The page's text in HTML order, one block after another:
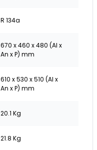
R 134a
670 x 460 x 480 (Al x
An x P) mm
610 x 530 x 510 (Al x
An x P) mm
20.1 Kg
21.8 Kg